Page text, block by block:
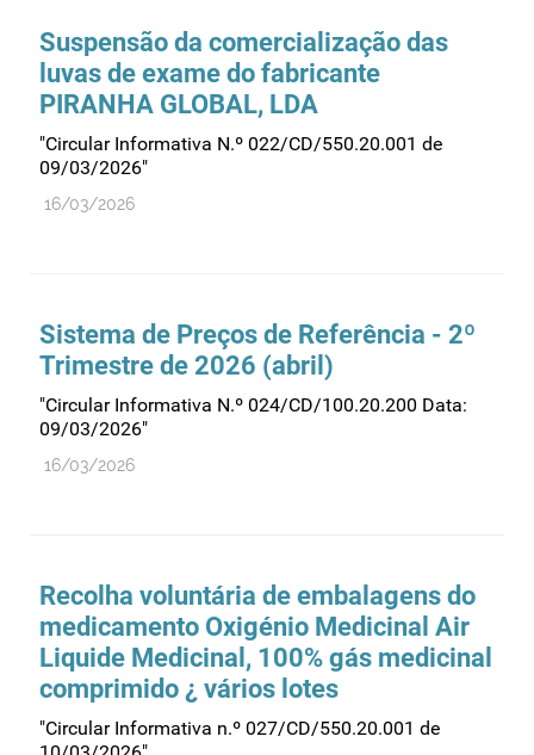
Suspensão da comercialização das
luvas de exame do fabricante
PIRANHA GLOBAL, LDA
"Circular Informativa N.º 022/CD/550.20.001 de
09/03/2026"
16/03/2026
Sistema de Preços de Referência - 2º
Trimestre de 2026 (abril)
"Circular Informativa N.º 024/CD/100.20.200 Data:
09/03/2026"
16/03/2026
Recolha voluntária de embalagens do
medicamento Oxigénio Medicinal Air
Liquide Medicinal, 100% gás medicinal
comprimido ¿ vários lotes
"Circular Informativa n.º 027/CD/550.20.001 de